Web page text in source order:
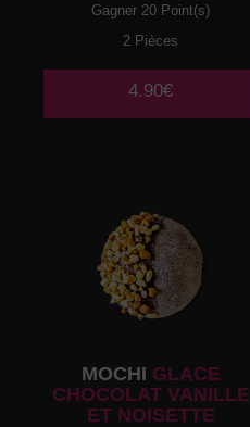
Gagner 20 Point(s)
2 Pièces
4.90€
MOCHI GLACE
CHOCOLAT VANILLE
ET NOISETTE